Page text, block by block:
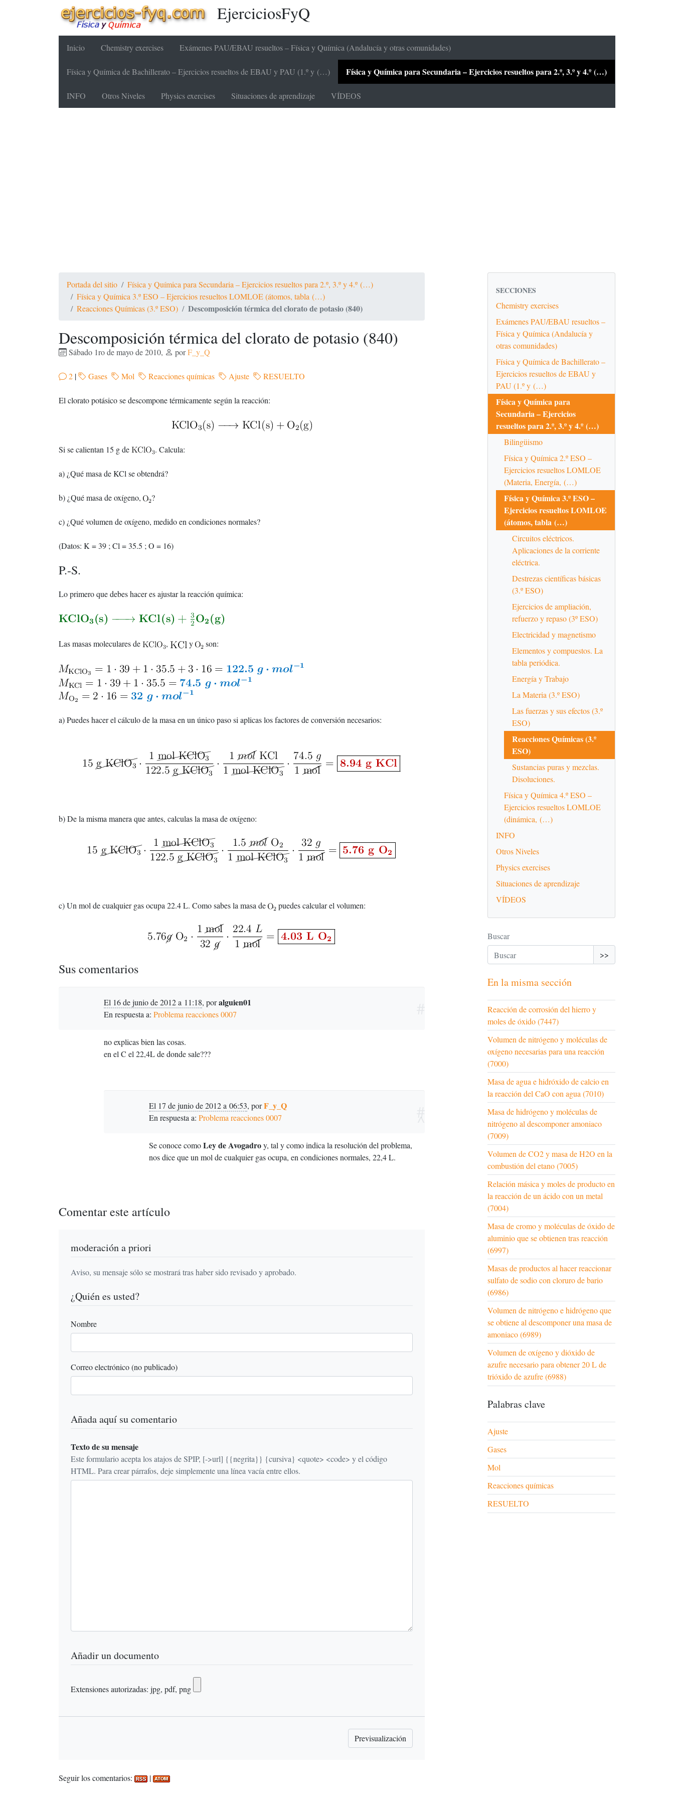
EjerciciosFyQ
Inicio Chemistry exercises Exámenes PAU/EBAU resueltos – Física y Química (Andalucía y otras comunidades)
Física y Química de Bachillerato – Ejercicios resueltos de EBAU y PAU (1.º y (…) Física y Química para Secundaria – Ejercicios resueltos para 2.º, 3.º y 4.º (…)
INFO Otros Niveles Physics exercises Situaciones de aprendizaje VÍDEOS
Portada del sitio
Física y Química para Secundaria – Ejercicios resueltos para 2.º, 3.º y 4.º (…)
Física y Química 3.º ESO – Ejercicios resueltos LOMLOE (átomos, tabla (…)
Reacciones Químicas (3.º ESO)
Descomposición térmica del clorato de potasio (840)
Descomposición térmica del clorato de potasio (840)
Sábado 1ro de mayo de 2010, porF_y_Q
2 | Gases Mol Reacciones químicas Ajuste RESUELTO
El clorato potásico se descompone térmicamente según la reacción:
Si se calientan 15 g de . Calcula:
a) ¿Qué masa de KCl se obtendrá?
b) ¿Qué masa de oxígeno, ?
c) ¿Qué volumen de oxígeno, medido en condiciones normales?
(Datos: K = 39 ; Cl = 35.5 ; O = 16)
P.-S.
Lo primero que debes hacer es ajustar la reacción química:
Las masas moleculares de , y son:
a) Puedes hacer el cálculo de la masa en un único paso si aplicas los factores de conversión necesarios:
b) De la misma manera que antes, calculas la masa de oxígeno:
c) Un mol de cualquier gas ocupa 22.4 L. Como sabes la masa de puedes calcular el volumen:
Sus comentarios
El 16 de junio de 2012 a 11:18, poralguien01
En respuesta a: Problema reacciones 0007
no explicas bien las cosas.
en el C el 22,4L de donde sale???
#^
El 17 de junio de 2012 a 06:53, porF_y_Q
En respuesta a: Problema reacciones 0007
Se conoce comoLey de Avogadroy, tal y como indica la resolución del problema,
nos dice que un mol de cualquier gas ocupa, en condiciones normales, 22,4 L.
Comentar este artículo
moderación a priori
Aviso, su mensaje sólo se mostrará tras haber sido revisado y aprobado.
¿Quién es usted?
Nombre
Correo electrónico (no publicado)
Añada aquí su comentario
Texto de su mensaje
Este formulario acepta los atajos de SPIP, [->url] {{negrita}} {cursiva} <quote> <code> y el código
HTML. Para crear párrafos, deje simplemente una línea vacía entre ellos.
Añadir un documento
Extensiones autorizadas: jpg, pdf, png
Seguir los comentarios: |
SECCIONES
Chemistry exercises
Exámenes PAU/EBAU resueltos –
Física y Química (Andalucía y
otras comunidades)
Física y Química de Bachillerato –
Ejercicios resueltos de EBAU y
PAU (1.º y (…)
Física y Química para
Secundaria – Ejercicios
resueltos para 2.º, 3.º y 4.º (…)
Bilingüismo
Física y Química 2.º ESO –
Ejercicios resueltos LOMLOE
(Materia, Energía, (…)
Física y Química 3.º ESO –
Ejercicios resueltos LOMLOE
(átomos, tabla (…)
Circuitos eléctricos.
Aplicaciones de la corriente
eléctrica.
Destrezas científicas básicas
(3.º ESO)
Ejercicios de ampliación,
refuerzo y repaso (3º ESO)
Electricidad y magnetismo
Elementos y compuestos. La
tabla periódica.
Energía y Trabajo
La Materia (3.º ESO)
Las fuerzas y sus efectos (3.º
ESO)
Reacciones Químicas (3.º
ESO)
Sustancias puras y mezclas.
Disoluciones.
Física y Química 4.º ESO –
Ejercicios resueltos LOMLOE
(dinámica, (…)
INFO
Otros Niveles
Physics exercises
Situaciones de aprendizaje
VÍDEOS
Buscar
>>
En la misma sección
Reacción de corrosión del hierro y
moles de óxido (7447)
Volumen de nitrógeno y moléculas de
oxígeno necesarias para una reacción
(7000)
Masa de agua e hidróxido de calcio en
la reacción del CaO con agua (7010)
Masa de hidrógeno y moléculas de
nitrógeno al descomponer amoniaco
(7009)
Volumen de CO2 y masa de H2O en la
combustión del etano (7005)
Relación másica y moles de producto en
la reacción de un ácido con un metal
(7004)
Masa de cromo y moléculas de óxido de
aluminio que se obtienen tras reacción
(6997)
Masas de productos al hacer reaccionar
sulfato de sodio con cloruro de bario
(6986)
Volumen de nitrógeno e hidrógeno que
se obtiene al descomponer una masa de
amoniaco (6989)
Volumen de oxígeno y dióxido de
azufre necesario para obtener 20 L de
trióxido de azufre (6988)
Palabras clave
Ajuste
Gases
Mol
Reacciones químicas
RESUELTO